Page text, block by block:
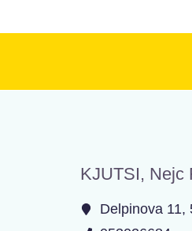
KJUTSI, Nejc
Delpinova 11,